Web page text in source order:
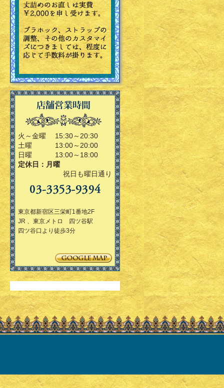
火～金曜
15:30～20:30
土曜
13:00～20:00
日曜
13:00～18:00
定休日：月曜
祝日も曜日通り
東京都新宿区三栄町1番地2F
JR 、東京メトロ 四ツ谷駅
四ツ谷口より徒歩3分